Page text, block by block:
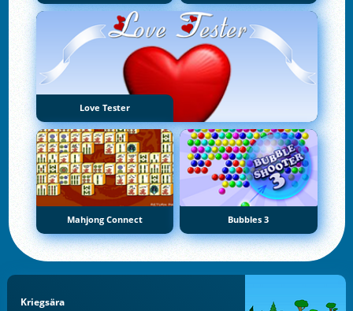
Love Tester
Mahjong Connect Bubbles 3
Kriegsära